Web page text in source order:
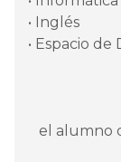
• Inglés
• Espacio
el alumno